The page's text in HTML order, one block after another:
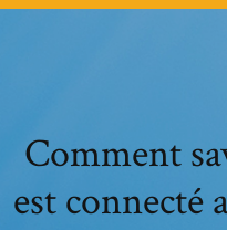
Comment
est connecté